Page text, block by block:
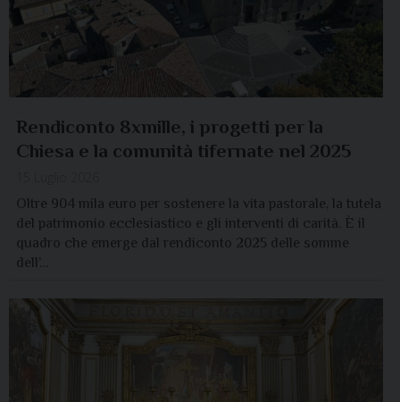
Rendiconto 8xmille, i progetti per la
Chiesa e la comunità tifernate nel 2025
Oltre 904 mila euro per sostenere la vita pastorale, la tutela
del patrimonio ecclesiastico e gli interventi di carità. È il
quadro che emerge dal rendiconto 2025 delle somme
dell’…